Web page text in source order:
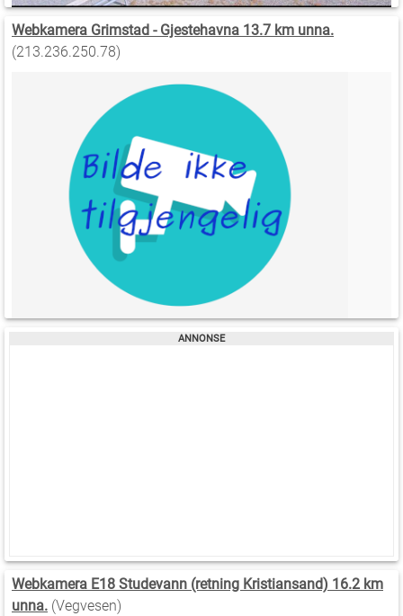
Webkamera Grimstad - Gjestehavna 13.7 km unna.
(213.236.250.78)
Webkamera E18 Studevann (retning Kristiansand) 16.2 km
unna. (Vegvesen)